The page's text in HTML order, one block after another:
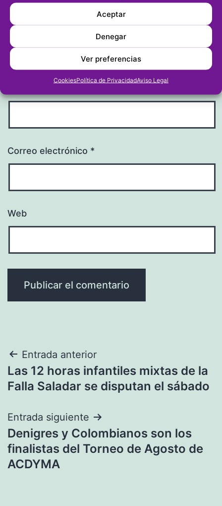
Aceptar
Denegar
Ver preferencias
CookiesPolítica de PrivacidadAviso Legal
Correo electrónico *
Web
Navegación
de
Entrada anterior
Las 12 horas infantiles mixtas de la
Falla Saladar se disputan el sábado
Entrada siguiente
Denigres y Colombianos son los
finalistas del Torneo de Agosto de
ACDYMA